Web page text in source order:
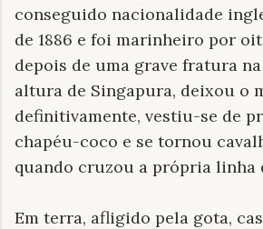
conseguido nacionalidade
de 1886 e foi marinheiro por
depois de uma grave fratura
altura de Singapura, deixou o
definitivamente, vestiu-se de
chapéu-coco e se tornou
quando cruzou a própria linha
Em terra, afligido pela gota,